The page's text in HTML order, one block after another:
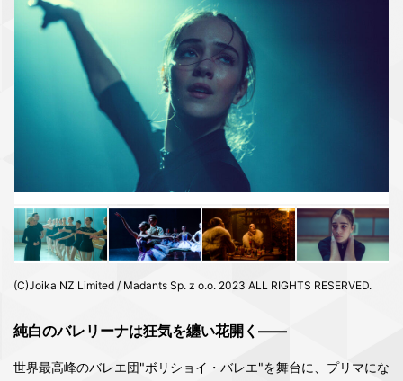
(C)Joika NZ Limited / Madants Sp. z o.o. 2023 ALL RIGHTS RESERVED.
純白のバレリーナは狂気を纏い花開く――
世界最高峰のバレエ団"ボリショイ・バレエ"を舞台に、プリマにな